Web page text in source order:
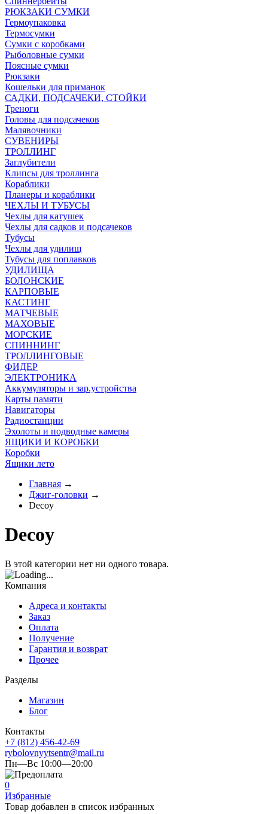
РЮКЗАКИ СУМКИ
Гермоупаковка
Термосумки
Сумки с коробками
Рыболовные сумки
Поясные сумки
Рюкзаки
Кошельки для приманок
САДКИ, ПОДСАЧЕКИ, СТОЙКИ
Треноги
Головы для подсачеков
Малявочники
СУВЕНИРЫ
ТРОЛЛИНГ
Заглубители
Клипсы для троллинга
Кораблики
Планеры и кораблики
ЧЕХЛЫ И ТУБУСЫ
Чехлы для катушек
Чехлы для садков и подсачеков
Тубусы
Чехлы для удилищ
Тубусы для поплавков
УДИЛИЩА
БОЛОНСКИЕ
КАРПОВЫЕ
КАСТИНГ
МАТЧЕВЫЕ
МАХОВЫЕ
МОРСКИЕ
СПИННИНГ
ТРОЛЛИНГОВЫЕ
ФИДЕР
ЭЛЕКТРОНИКА
Аккумуляторы и зар.устройства
Карты памяти
Навигаторы
Радиостанции
Эхолоты и подводные камеры
ЯЩИКИ И КОРОБКИ
Коробки
Ящики лето
Главная →
Джиг-головки →
Decoy
Decoy
В этой категории нет ни одного товара.
Компания
Адреса и контакты
Заказ
Оплата
Получение
Гарантия и возврат
Прочее
Разделы
Магазин
Блог
Контакты
+7 (812) 456-42-69
rybolovnyytsentr@mail.ru
Пн—Вс 10:00—20:00
0
Избранные
Товар добавлен в список избранных